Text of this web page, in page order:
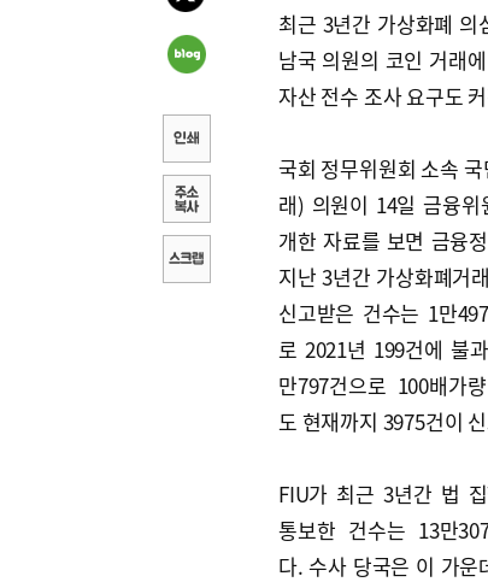
최근 3년간 가상화폐
남국 의원의 코인 거래
자산 전수 조사 요구도
국회 정무위원회 소속
래) 의원이 14일 금융
개한 자료를 보면 금융
지난 3년간 가상화폐거
신고받은 건수는 1만
로 2021년 199건에 불
만797건으로 100배가
도 현재까지 3975건이
FIU가 최근 3년간 법
통보한 건수는 13만
다. 수사 당국은 이 가운